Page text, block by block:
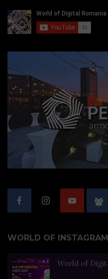
WORLD OF
World of